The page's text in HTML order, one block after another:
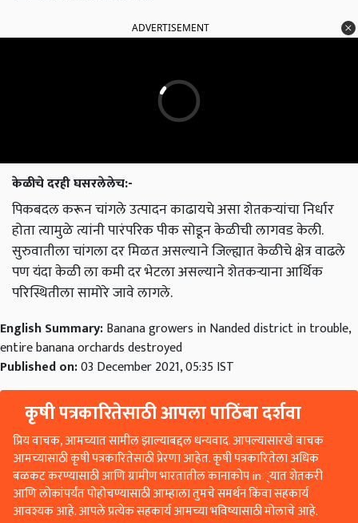
ADVERTISEMENT
केळीचे दरही घसरलेलेच:-
पिकबदल करून चांगले उत्पादन काढायचे असा शेतकऱ्यांचा निर्धार
होता त्यामुळे त्यांनी पारंपरिक पीक सोडून केळीची लागवड केली.
सुरुवातीला चांगला दर मिळत असल्याने जिल्ह्यात केळीचे क्षेत्र वाढले
पण यंदा केळी ला कमी दर भेटला असल्याने शेतकऱ्याना आर्थिक
परिस्थितीला सामोरे जावे लागले.
English Summary:Banana growers in Nanded district in trouble,
entire banana orchards destroyed
Published on:03 December 2021, 05:35 IST
कृषी पत्रकारितेसाठी आपला पाठिंबा दर्शवा
प्रिय वाचक, आमच्यात सामील झाल्याबद्दल धन्यवाद. आपल्यासारखे वाचक
आमच्यासाठी कृषी पत्रकारितेसाठी प्रेरणा आहेत. कृषी पत्रकारितेला अधिक
बळकट करण्यासाठी आणि ग्रामीण भारतातील कानाकोप in्यात शेतकरी
आणि लोकांपर्यंत पोहोचण्यासाठी आम्हाला तुमचे समर्थन किंवा सहकार्य
आवश्यक आहे. आपले प्रत्येक सहकार्य आमच्या भविष्यासाठी मोलाचे आहे.